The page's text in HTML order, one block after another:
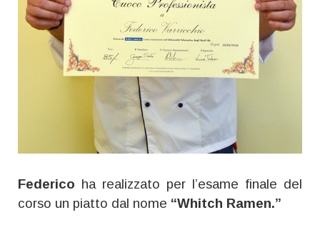
Federico ha realizzato per l’esame finale del
corso un piatto dal nome “Whitch Ramen.”